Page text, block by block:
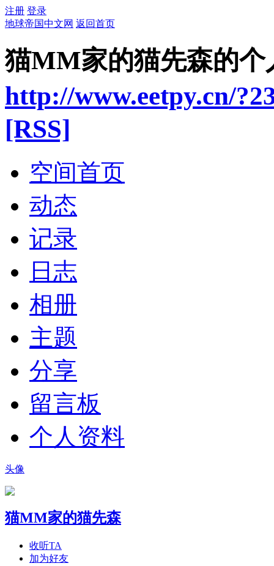
注册 登录
地球帝国中文网 返回首页
猫MM家的猫先森的个
http://www.eetpy.cn/
[RSS]
空间首页
动态
记录
日志
相册
主题
分享
留言板
个人资料
头像
猫MM家的猫先森
收听TA
加为好友